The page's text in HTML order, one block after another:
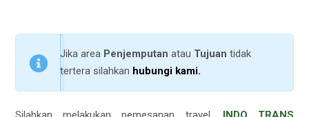
Jika area Penjemputan atau Tujuan tidak
tertera silahkan hubungi kami.